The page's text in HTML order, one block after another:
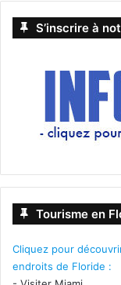
S’inscrire à
Tourisme en
Cliquez pour
endroits de Floride :